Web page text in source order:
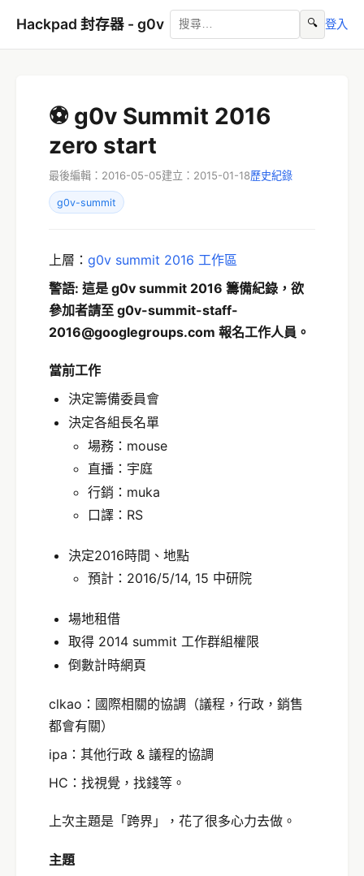
Hackpad 封存器 - g0v 🔍 登入
⚽ g0v Summit 2016
zero start
最後編輯：2016-05-05建立：2015-01-18歷史紀錄
g0v-summit
上層： g0v summit 2016 工作區
警語: 這是 g0v summit 2016 籌備紀錄，欲
參加者請至 g0v-summit-staff-
2016@googlegroups.com 報名工作人員。
當前工作
決定籌備委員會
決定各組長名單
場務：mouse
直播：宇庭
行銷：muka
口譯：RS
決定2016時間、地點
預計：2016/5/14, 15 中研院
場地租借
取得 2014 summit 工作群組權限
倒數計時網頁
clkao：國際相關的協調（議程，行政，銷售
都會有關）
ipa：其他行政 & 議程的協調
HC：找視覺，找錢等。
上次主題是「跨界」，花了很多心力去做。
主題